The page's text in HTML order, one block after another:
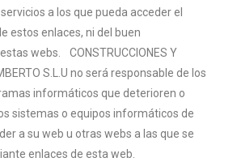
a los que pueda acceder el
estos enlaces, ni del buen
webs. CONSTRUCCIONES Y
S.L.U no será responsable de los
informáticos que deterioren o
sistemas o equipos informáticos de
a su web u otras webs a las que se
enlaces de esta web.